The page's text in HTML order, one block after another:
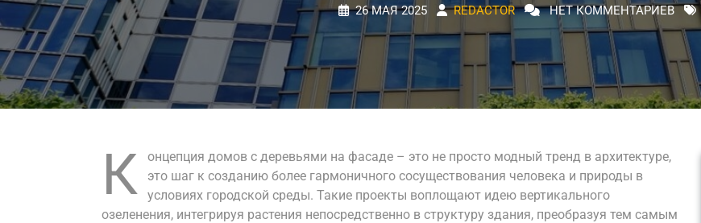
26 МАЯ 2025 REDACTOR НЕТ КОММЕНТАРИЕВ
К
онцепция домов с деревьями на фасаде – это не просто модный тренд в архитектуре,
это шаг к созданию более гармоничного сосуществования человека и природы в
условиях городской среды. Такие проекты воплощают идею вертикального
озеленения, интегрируя растения непосредственно в структуру здания, преобразуя тем самым